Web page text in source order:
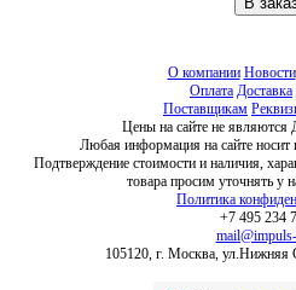
О компании Новости
Оплата Доставка
Поставщикам
Цены на сайте не являются
Любая информация на сайте
Подтверждение стоимости и наличия,
товара просим уточнять у
Политика
+7 495 234
105120, г. Москва, ул.Нижняя